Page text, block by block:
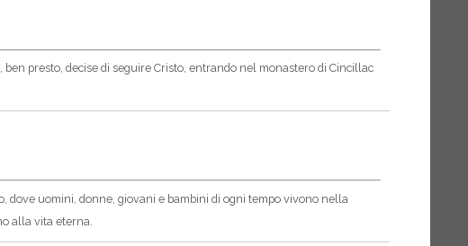
presto, decise di seguire Cristo, entrando nel monastero di Cincillac
dove uomini, donne, giovani e bambini di ogni tempo vivono nella
alla vita eterna.